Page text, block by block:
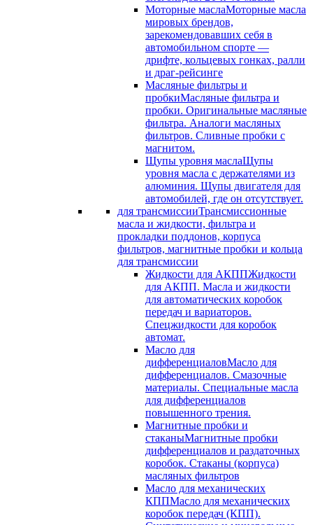
Моторные маслаМоторные масла
мировых брендов,
зарекомендовавших себя в
автомобильном спорте —
дрифте, кольцевых гонках, ралли
и драг-рейсинге
Масляные фильтры и
пробкиМасляные фильтра и
пробки. Оригинальные масляные
фильтра. Аналоги масляных
фильтров. Сливные пробки с
магнитом.
Щупы уровня маслаЩупы
уровня масла с держателями из
алюминия. Щупы двигателя для
автомобилей, где он отсутствует.
для трансмиссииТрансмиссионные
масла и жидкости, фильтра и
прокладки поддонов, корпуса
фильтров, магнитные пробки и кольца
для трансмиссии
Жидкости для АКППЖидкости
для АКПП. Масла и жидкости
для автоматических коробок
передач и вариаторов.
Спецжидкости для коробок
автомат.
Масло для
дифференциаловМасло для
дифференциалов. Смазочные
материалы. Специальные масла
для дифференциалов
повышенного трения.
Магнитные пробки и
стаканыМагнитные пробки
дифференциалов и раздаточных
коробок. Стаканы (корпуса)
масляных фильтров
Масло для механических
КППМасло для механических
коробок передач (КПП).